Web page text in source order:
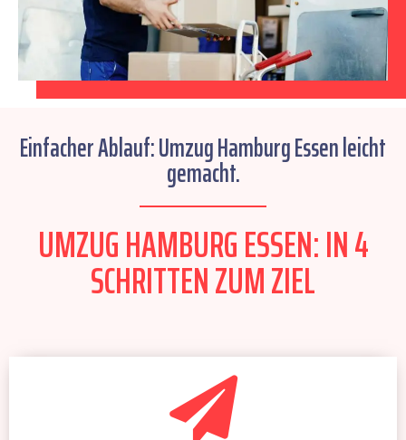
Einfacher Ablauf: Umzug Hamburg Essen leicht
gemacht.
UMZUG HAMBURG ESSEN: IN 4
SCHRITTEN ZUM ZIEL